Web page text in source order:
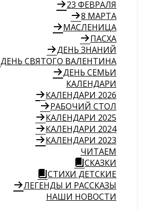
23 ФЕВРАЛЯ
8 МАРТА
МАСЛЕНИЦА
ПАСХА
ДЕНЬ ЗНАНИЙ
ДЕНЬ СВЯТОГО ВАЛЕНТИНА
ДЕНЬ СЕМЬИ
КАЛЕНДАРИ
КАЛЕНДАРИ 2026
РАБОЧИЙ СТОЛ
КАЛЕНДАРИ 2025
КАЛЕНДАРИ 2024
КАЛЕНДАРИ 2023
ЧИТАЕМ
СКАЗКИ
СТИХИ ДЕТСКИЕ
ЛЕГЕНДЫ И РАССКАЗЫ
НАШИ НОВОСТИ